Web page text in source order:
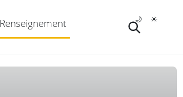
Renseignement ☀️
🌙